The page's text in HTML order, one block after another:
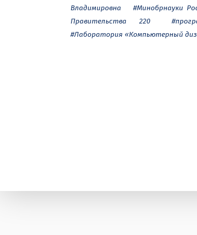
Владимировна
#Минобрнауки
Правительства 220
#Лаборатория «Компьютерный